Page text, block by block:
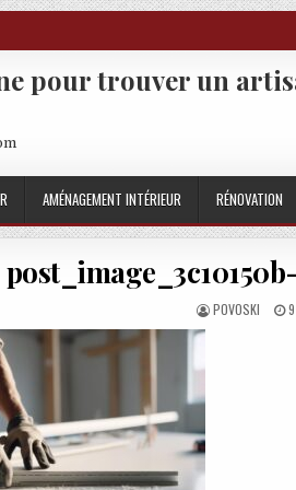
pour trouver un
AMÉNAGEMENT INTÉRIEUR RÉNOVATION
AUTHOR:
POVOSKI